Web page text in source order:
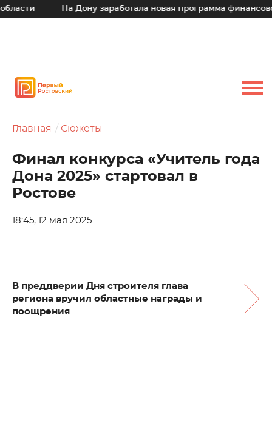
На Дону заработала новая программа финансовой
Главная Сюжеты
Финал конкурса «Учитель года
Дона 2025» стартовал в
Ростове
18:45, 12 мая 2025
В преддверии Дня строителя глава
региона вручил областные награды и
поощрения